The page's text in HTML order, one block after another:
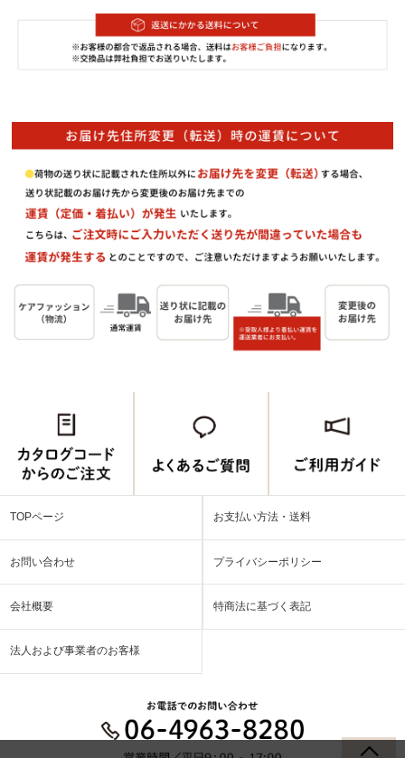
TOPページ お支払い方法・送料
お問い合わせ プライバシーポリシー
会社概要 特商法に基づく表記
法人および事業者のお客様